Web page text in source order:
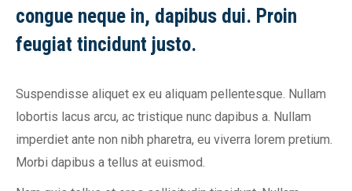
congue neque in, dapibus dui. Proin
feugiat tincidunt justo.
Suspendisse aliquet ex eu aliquam pellentesque. Nullam
lobortis lacus arcu, ac tristique nunc dapibus a. Nullam
imperdiet ante non nibh pharetra, eu viverra lorem pretium.
Morbi dapibus a tellus at euismod.